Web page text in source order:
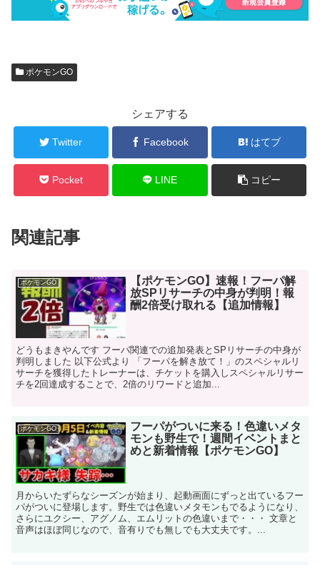
ポケモンGO
シェアする
Twitter Facebook はてブ
Pocket LINE コピー
関連記事
ポケモンGO
【ポケモンGO】速報！フーパ解
放SPリサーチの中身が判明！報
酬2倍受け取れる【追加情報】
どうもまきやんです フーパ関連での追加発表とSPリサーチの中身が
判明しました 以下公式より 「フーパを解き放て！」のスペシャルリ
サーチを獲得したトレーナーは、チケットを購入しスペシャルリサー
チを2回達成することで、2倍のリワードと追加...
ポケモンGO
フーパがついに来る！色違いメタ
モンも野生で！週間イベントまと
めと新着情報【ポケモンGO】
月からいたずらなシーズンが始まり、起動画面にずっと出ているフー
パがついに登場します。野生では色違いメタモンもでるようになり、
さらにユクシー、アグノム、エムリットの色違いまで・・・ 文章と
音声はほぼ同じなので、音有りでも無しでも大丈夫です。...